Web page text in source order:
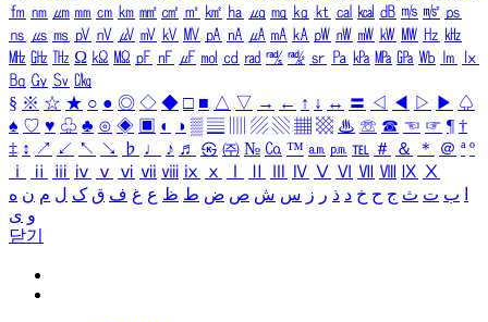
㎙ ㎚ ㎛ ㎜ ㎝ ㎞ ㎟ ㎠ ㎡ ㎢ ㏊ ㎍ ㎎ ㎏ ㏏ ㎈ ㎉ ㏈ ㎧ ㎨ ㎰
㎱ ㎲ ㎳ ㎴ ㎵ ㎶ ㎷ ㎸ ㎹ ㎀ ㎁ ㎂ ㎃ ㎄ ㎺ ㎻ ㎽ ㎾ ㎿ ㎐ ㎑
㎒ ㎓ ㎔ Ω ㏀ ㏁ ㎊ ㎋ ㎌ ㏖ ㏅ ㎭ ㎮ ㎯ ㏛ ㎩ ㎪ ㎫ ㎬ ㏝ ㏐
㏓
㏃ ㏉ ㏜ ㏆
§ ※ ☆ ★ ○ ● ◎ ◇ ◆ □ ■ △ ▽ → ← ↑ ↓ ↔ 〓 ◁ ◀ ▷ ▶ ♤
♠ ♡ ♥ ♧ ♣ ⊙ ◈ ▣ ◐ ◑ ▒ ▤ ▨ ▧ ▦ ▩ ♨ ☏ ☎ ☜ ☞ ¶ †
‡ ↕ ↗ ↙ ↖ ↘ ♭ ♩ ♪ ♬ ㉿ ㈜ № ㏇ ™ ㏂ ㏘ ℡ ＃ ＆ ＊ ＠ ª º
ⅰ
ⅱ ⅲ ⅳ ⅴ ⅵ ⅶ ⅷ ⅸ ⅹ Ⅳ Ⅴ Ⅵ Ⅶ Ⅷ Ⅸ Ⅹ
ب ت ث ج ح خ د ذ ر ز س ش ص ض ط ظ ع غ ف ق ک ل م ن ه
و ی
닫기